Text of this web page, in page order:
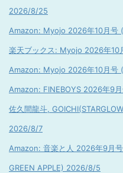
2026/8/25
Amazon: Myojo 2026年10月号
楽天ブックス: Myojo 2026年10
Amazon: Myojo 2026年10月号
Amazon: FINEBOYS 2026年9
佐久間龍斗,
2026/8/7
Amazon: 音楽と人 2026年9月
GREEN APPLE) 2026/8/5